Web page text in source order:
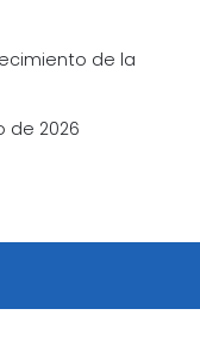
de la
de 2026